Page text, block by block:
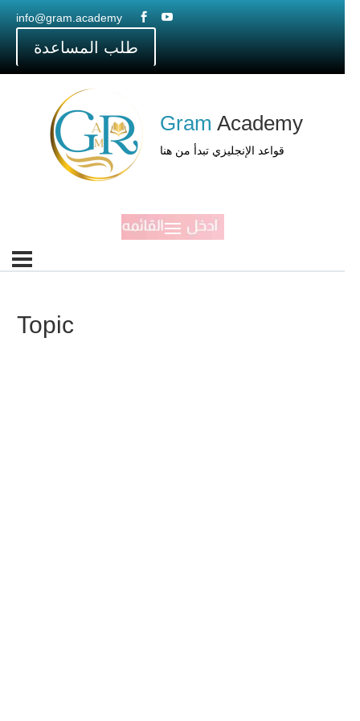
info@gram.academy  
طلب المساعدة
Gram Academy
قواعد الإنجليزي تبدأ من هنا
Topic